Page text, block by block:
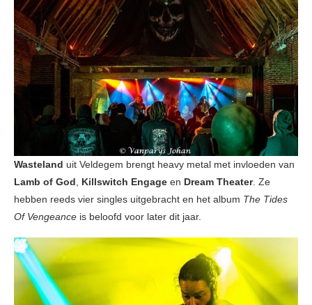
Wasteland uit Veldegem brengt heavy metal met invloeden van
Lamb of God, Killswitch Engage en Dream Theater. Ze
hebben reeds vier singles uitgebracht en het album The Tides
Of Vengeance is beloofd voor later dit jaar.